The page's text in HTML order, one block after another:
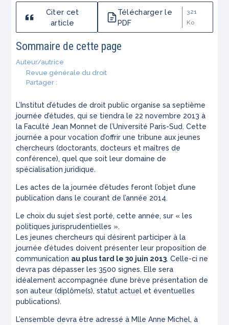
Citer cet
article
Télécharger le
PDF
321
Ko
Sommaire de cette page
Auteur/autrice
Revue générale du droit
Partager :
L’Institut d’études de droit public organise sa septième
journée d’études, qui se tiendra le 22 novembre 2013 à
la Faculté Jean Monnet de l’Université Paris-Sud. Cette
journée a pour vocation d’offrir une tribune aux jeunes
chercheurs (doctorants, docteurs et maîtres de
conférence), quel que soit leur domaine de
spécialisation juridique.
Les actes de la journée d’études feront l’objet d’une
publication dans le courant de l’année 2014.
Le choix du sujet s’est porté, cette année, sur « les
politiques jurisprudentielles ».
Les jeunes chercheurs qui désirent participer à la
journée d’études doivent présenter leur proposition de
communication au plus tard le 30 juin 2013. Celle-ci ne
devra pas dépasser les 3500 signes. Elle sera
idéalement accompagnée d’une brève présentation de
son auteur (diplôme(s), statut actuel et éventuelles
publications).
L’ensemble devra être adressé à Mlle Anne Michel, à